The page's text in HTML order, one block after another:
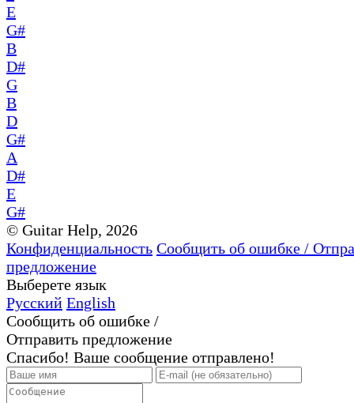
E
G#
B
D#
G
B
D
G#
A
D#
E
G#
© Guitar Help, 2026
Конфиденциальность Сообщить об ошибке /
предложение
Выберете язык
Русский English
Сообщить об ошибке /
Отправить предложение
Спасибо! Ваше сообщение отправлено!